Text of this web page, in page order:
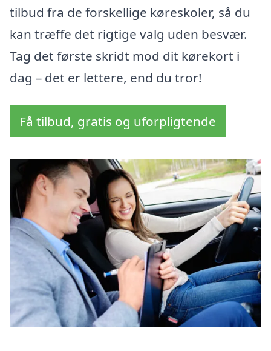
tilbud fra de forskellige køreskoler, så du
kan træffe det rigtige valg uden besvær.
Tag det første skridt mod dit kørekort i
dag – det er lettere, end du tror!
Få tilbud, gratis og uforpligtende